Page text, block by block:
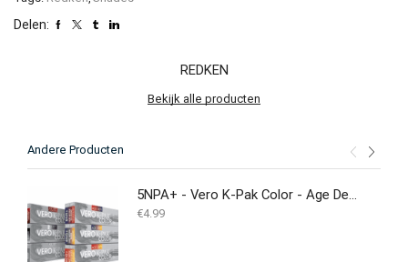
Delen:
REDKEN
Bekijk alle producten
Andere Producten
5NPA+ - Vero K-Pak Color - Age Defy - Haarverf
€4.99